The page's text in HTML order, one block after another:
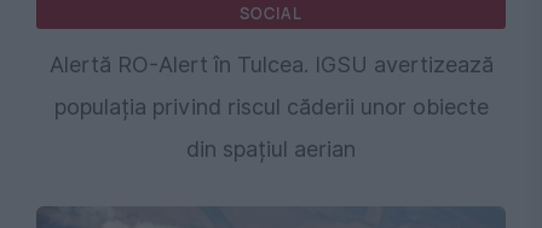
SOCIAL
Alertă RO-Alert în Tulcea. IGSU avertizează
populația privind riscul căderii unor obiecte
din spațiul aerian